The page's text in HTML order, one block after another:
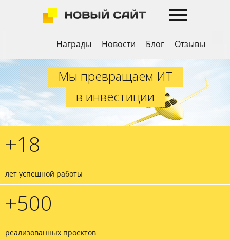
Награды Новости Блог Отзывы
Мы превращаем ИТ в
Мы превращаем ИТ
в инвестиции
+18
лет успешной работы
+500
реализованных проектов